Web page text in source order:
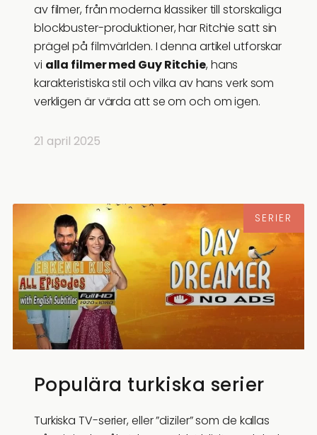
av filmer, från moderna klassiker till storskaliga
blockbuster-produktioner, har Ritchie satt sin
prägel på filmvärlden. I denna artikel utforskar
vi alla filmer med Guy Ritchie, hans
karakteristiska stil och vilka av hans verk som
verkligen är värda att se om och om igen.
21 april 2025
SERIER
Populära turkiska serier
Turkiska TV-serier, eller ”diziler” som de kallas